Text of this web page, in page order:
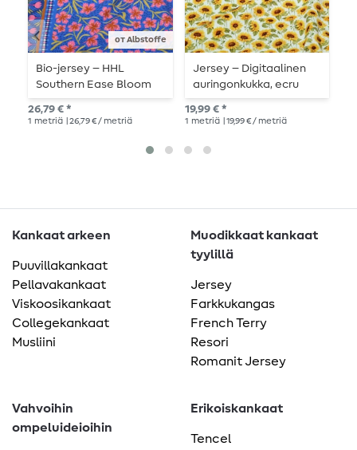
от Albstoffe
Bio-jersey – HHL
Southern Ease Bloom
Drift, kuninkaansininen
26,79 € *
1 metriä | 26,79 € / metriä
Jersey – Digitaalinen
auringonkukka, ecru
19,99 € *
1 metriä | 19,99 € / metriä
Kankaat arkeen
Puuvillakankaat
Pellavakankaat
Viskoosikankaat
Collegekankaat
Musliini
Muodikkaat kankaat
tyylillä
Jersey
Farkkukangas
French Terry
Resori
Romanit Jersey
Vahvoihin
ompeluideioihin
Erikoiskankaat
Tencel